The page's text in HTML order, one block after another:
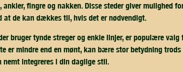
ankler, fingre og nakken. Disse steder giver mulighed
at de kan dækkes til, hvis det er nødvendigt.
bruger tynde streger og enkle linjer, er populære valg
er mindre end en mønt, kan bære stor betydning trods
nemt integreres i din daglige stil.